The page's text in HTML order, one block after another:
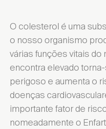
Colesterol alto sintomas
O colesterol é uma
o nosso organismo
várias funções vitais do
encontra elevado
perigoso e aumenta o
doenças
importante fator de
nomeadamente o